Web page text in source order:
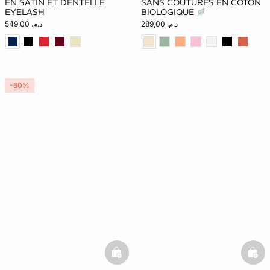
EN SATIN ET DENTELLE
EYELASH
د.م. 549,00
SANS COUTURES EN COTON
BIOLOGIQUE
د.م. 289,00
basketfull
-60%